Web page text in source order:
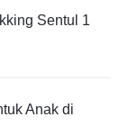
Sentul 1
Anak di